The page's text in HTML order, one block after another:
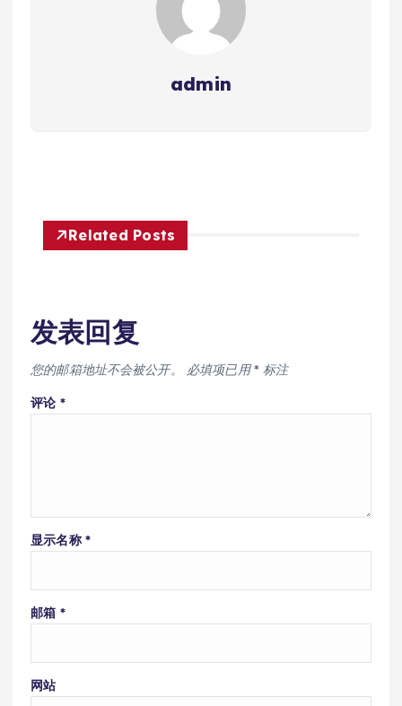
admin
Related Posts
发表回复
您的邮箱地址不会被公开。 必填项已用* 标注
评论 *
显示名称 *
邮箱 *
网站